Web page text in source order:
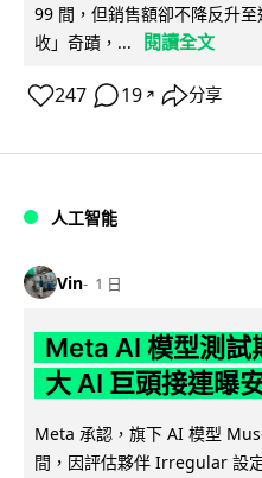
99 間，但銷售額卻不降反升
收」奇蹟，...
閱讀全文
247 19 ↗ 分享
人工智能
Vin 1 日
Meta AI 模型測試
大 AI 巨頭接連曝
Meta 承認，旗下 AI 模型
間，因評估夥伴 Irregular 設